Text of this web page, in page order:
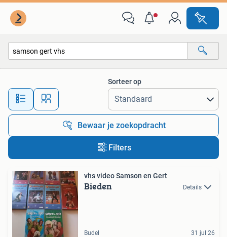
Alle afstanden…
Sorteer op
Bewaar je zoekopdracht
Filters
vhs video Samson en Gert
Bieden Details
Budel 31 jul 26